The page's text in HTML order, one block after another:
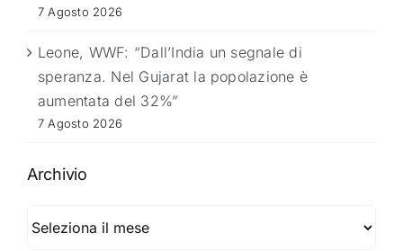
7 Agosto 2026
Leone, WWF: “Dall’India un segnale di
speranza. Nel Gujarat la popolazione è
aumentata del 32%”
7 Agosto 2026
Archivio